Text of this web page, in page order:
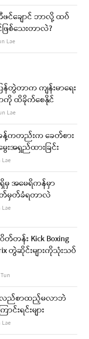
ဖင်ချောင် ဘာလို့ ထပ်
ဖြစ်သေးတာလဲ?
Lae
န်တွဲတာက ကျန်းမာရေး
ကို ထိခိုက်စေနိုင်
Lae
န့်ကတည်းက ခေတ်စား
းအရှည်ထားခြင်း
အမေရိကန်မှာ
မှတ်ခံရတာလဲ
တန်း Kick Boxing
တွဲဆိုင်းများကိုသုံးသပ်
လည်စာထည့်မလာဘဲ
င်းရင်းများ